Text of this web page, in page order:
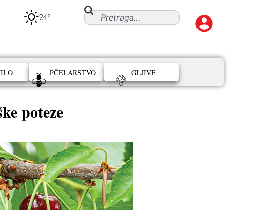
24°
PČELARSTVO GLJIVE
poteze